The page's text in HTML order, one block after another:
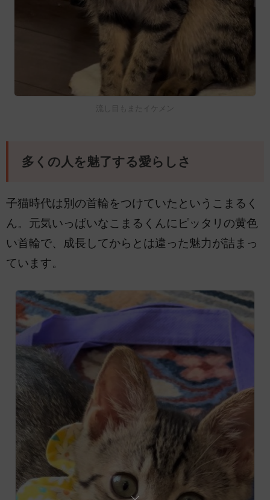
流し目もまたイケメン
多くの人を魅了する愛らしさ
子猫時代は別の首輪をつけていたというこまるく
ん。元気いっぱいなこまるくんにピッタリの黄色
い首輪で、成長してからとは違った魅力が詰まっ
ています。